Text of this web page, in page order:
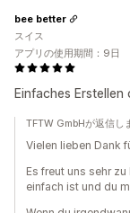
Einfaches
bee better
スイス
アプリの使用期間：9日
TFTW GmbHが返信
Vielen lieben Dank
Es freut uns sehr
einfach ist und du